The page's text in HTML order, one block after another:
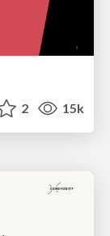
2 15k